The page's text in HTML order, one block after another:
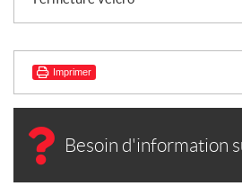
Imprimer
Besoin d'information